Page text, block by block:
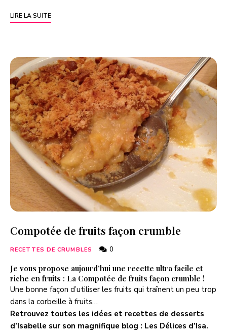
LIRE LA SUITE
Compotée de fruits façon crumble
RECETTES DE CRUMBLES 0
Je vous propose aujourd’hui une recette ultra facile et
riche en fruits : La Compotée de fruits façon crumble !
Une bonne façon d’utiliser les fruits qui traînent un peu trop
dans la corbeille à fruits…
Retrouvez toutes les idées et recettes de desserts
d’Isabelle sur son magnifique blog : Les Délices d’Isa.